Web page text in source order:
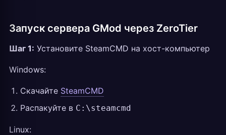
Запуск сервера GMod через ZeroTier
Шаг 1: Установите SteamCMD на хост-компьютер
Windows:
Скачайте SteamCMD
Распакуйте в C:\steamcmd
Linux: